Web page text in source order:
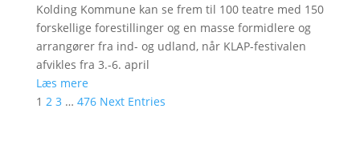
Kolding Kommune kan se frem til 100 teatre med 150
forskellige forestillinger og en masse formidlere og
arrangører fra ind- og udland, når KLAP-festivalen
afvikles fra 3.-6. april
Læs mere
1 2 3 … 476 Next Entries